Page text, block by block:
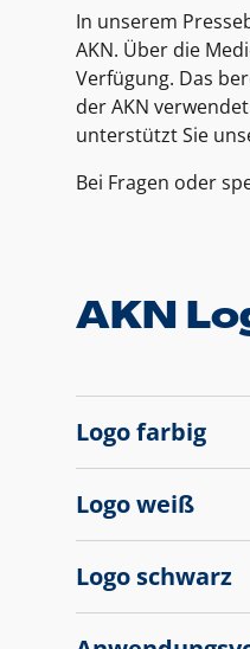
In unserem
AKN. Über die
Verfügung. Das
der AKN
unterstützt Sie
Bei Fragen oder
AKN
Logo farbig
Logo weiß
Logo schwarz